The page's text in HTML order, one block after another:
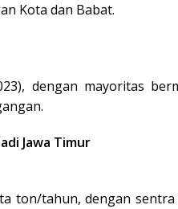
Kota dan Babat.
dengan mayoritas
Jawa Timur
ton/tahun, dengan sentra